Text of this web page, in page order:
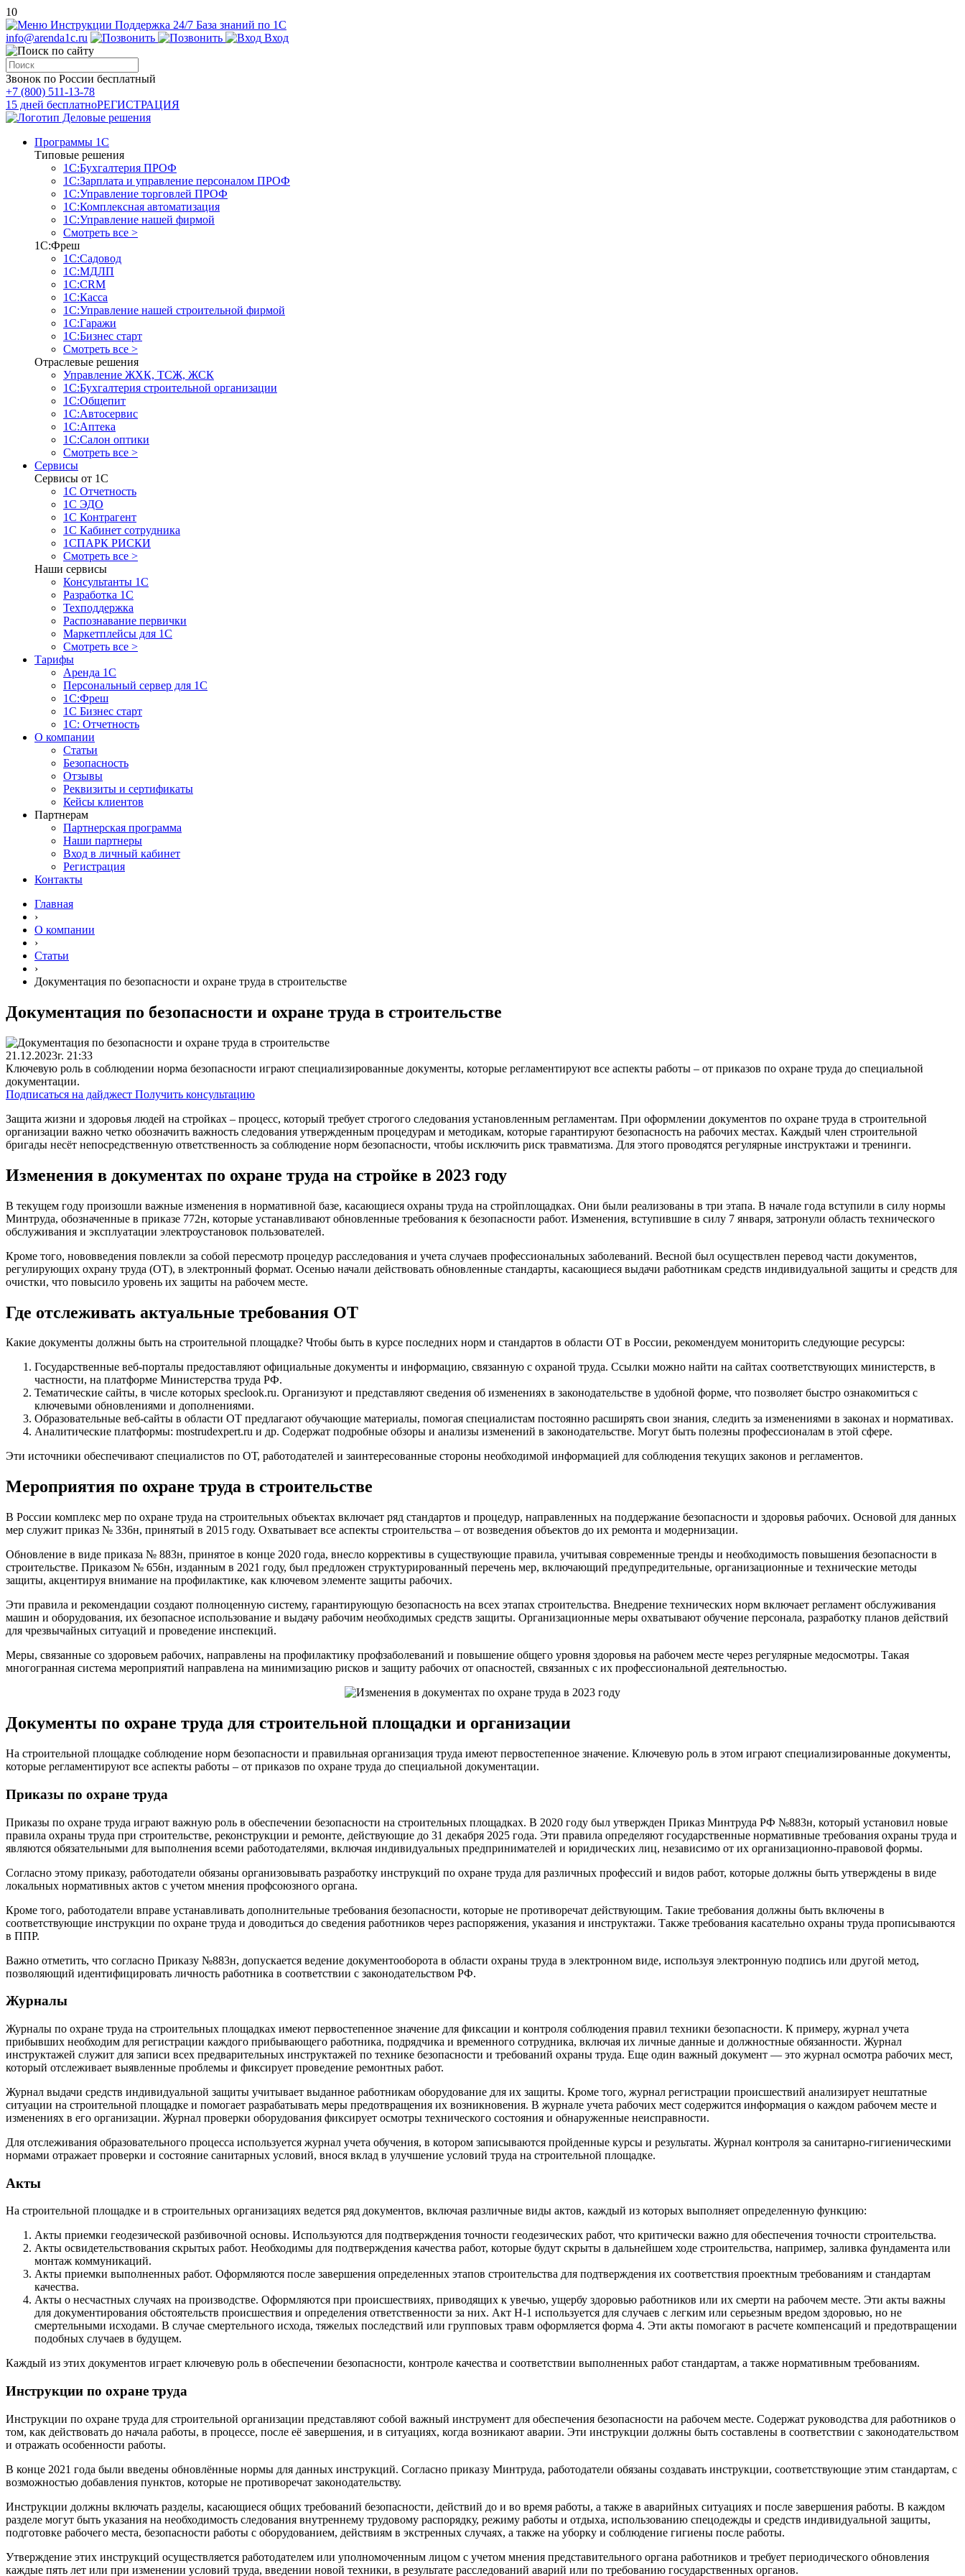
10
Инструкции Поддержка 24/7 База знаний по 1С
info@arenda1c.ru
Вход
Звонок по России бесплатный
+7 (800) 511-13-78
15 дней бесплатноРЕГИСТРАЦИЯ
Программы 1С
Типовые решения
1С:Бухгалтерия ПРОФ
1С:Зарплата и управление персоналом ПРОФ
1С:Управление торговлей ПРОФ
1С:Комплексная автоматизация
1С:Управление нашей фирмой
Смотреть все >
1С:Фреш
1С:Садовод
1С:МДЛП
1С:CRM
1С:Касса
1С:Управление нашей строительной фирмой
1С:Гаражи
1С:Бизнес старт
Смотреть все >
Отраслевые решения
Управление ЖХК, ТСЖ, ЖСК
1С:Бухгалтерия строительной организации
1С:Общепит
1С:Автосервис
1С:Аптека
1С:Салон оптики
Смотреть все >
Сервисы
Сервисы от 1С
1С Отчетность
1С ЭДО
1С Контрагент
1С Кабинет сотрудника
1СПАРК РИСКИ
Смотреть все >
Наши сервисы
Консультанты 1С
Разработка 1С
Техподдержка
Распознавание первички
Маркетплейсы для 1С
Смотреть все >
Тарифы
Аренда 1С
Персональный сервер для 1С
1С:Фреш
1С Бизнес старт
1С: Отчетность
О компании
Статьи
Безопасность
Отзывы
Реквизиты и сертификаты
Кейсы клиентов
Партнерам
Партнерская программа
Наши партнеры
Вход в личный кабинет
Регистрация
Контакты
Главная
›
О компании
›
Статьи
›
Документация по безопасности и охране труда в строительстве
Документация по безопасности и охране труда в строительстве
21.12.2023г. 21:33
Ключевую роль в соблюдении норма безопасности играют специализированные документы, которые регламентируют все аспекты работы – от приказов по охране труда до специальной
документации.
Подписаться на дайджест Получить консультацию
Защита жизни и здоровья людей на стройках – процесс, который требует строгого следования установленным регламентам. При оформлении документов по охране труда в строительной
организации важно четко обозначить важность следования утвержденным процедурам и методикам, которые гарантируют безопасность на рабочих местах. Каждый член строительной
бригады несёт непосредственную ответственность за соблюдение норм безопасности, чтобы исключить риск травматизма. Для этого проводятся регулярные инструктажи и тренинги.
Изменения в документах по охране труда на стройке в 2023 году
В текущем году произошли важные изменения в нормативной базе, касающиеся охраны труда на стройплощадках. Они были реализованы в три этапа. В начале года вступили в силу нормы
Минтруда, обозначенные в приказе 772н, которые устанавливают обновленные требования к безопасности работ. Изменения, вступившие в силу 7 января, затронули область технического
обслуживания и эксплуатации электроустановок пользователей.
Кроме того, нововведения повлекли за собой пересмотр процедур расследования и учета случаев профессиональных заболеваний. Весной был осуществлен перевод части документов,
регулирующих охрану труда (ОТ), в электронный формат. Осенью начали действовать обновленные стандарты, касающиеся выдачи работникам средств индивидуальной защиты и средств для
очистки, что повысило уровень их защиты на рабочем месте.
Где отслеживать актуальные требования ОТ
Какие документы должны быть на строительной площадке? Чтобы быть в курсе последних норм и стандартов в области ОТ в России, рекомендуем мониторить следующие ресурсы:
Государственные веб-порталы предоставляют официальные документы и информацию, связанную с охраной труда. Ссылки можно найти на сайтах соответствующих министерств, в
частности, на платформе Министерства труда РФ.
Тематические сайты, в числе которых speclook.ru. Организуют и представляют сведения об изменениях в законодательстве в удобной форме, что позволяет быстро ознакомиться с
ключевыми обновлениями и дополнениями.
Образовательные веб-сайты в области ОТ предлагают обучающие материалы, помогая специалистам постоянно расширять свои знания, следить за изменениями в законах и нормативах.
Аналитические платформы: mostrudexpert.ru и др. Содержат подробные обзоры и анализы изменений в законодательстве. Могут быть полезны профессионалам в этой сфере.
Эти источники обеспечивают специалистов по ОТ, работодателей и заинтересованные стороны необходимой информацией для соблюдения текущих законов и регламентов.
Мероприятия по охране труда в строительстве
В России комплекс мер по охране труда на строительных объектах включает ряд стандартов и процедур, направленных на поддержание безопасности и здоровья рабочих. Основой для данных
мер служит приказ № 336н, принятый в 2015 году. Охватывает все аспекты строительства – от возведения объектов до их ремонта и модернизации.
Обновление в виде приказа № 883н, принятое в конце 2020 года, внесло коррективы в существующие правила, учитывая современные тренды и необходимость повышения безопасности в
строительстве. Приказом № 656н, изданным в 2021 году, был предложен структурированный перечень мер, включающий предупредительные, организационные и технические методы
защиты, акцентируя внимание на профилактике, как ключевом элементе защиты рабочих.
Эти правила и рекомендации создают полноценную систему, гарантирующую безопасность на всех этапах строительства. Внедрение технических норм включает регламент обслуживания
машин и оборудования, их безопасное использование и выдачу рабочим необходимых средств защиты. Организационные меры охватывают обучение персонала, разработку планов действий
для чрезвычайных ситуаций и проведение инспекций.
Меры, связанные со здоровьем рабочих, направлены на профилактику профзаболеваний и повышение общего уровня здоровья на рабочем месте через регулярные медосмотры. Такая
многогранная система мероприятий направлена на минимизацию рисков и защиту рабочих от опасностей, связанных с их профессиональной деятельностью.
Документы по охране труда для строительной площадки и организации
На строительной площадке соблюдение норм безопасности и правильная организация труда имеют первостепенное значение. Ключевую роль в этом играют специализированные документы,
которые регламентируют все аспекты работы – от приказов по охране труда до специальной документации.
Приказы по охране труда
Приказы по охране труда играют важную роль в обеспечении безопасности на строительных площадках. В 2020 году был утвержден Приказ Минтруда РФ №883н, который установил новые
правила охраны труда при строительстве, реконструкции и ремонте, действующие до 31 декабря 2025 года. Эти правила определяют государственные нормативные требования охраны труда и
являются обязательными для выполнения всеми работодателями, включая индивидуальных предпринимателей и юридических лиц, независимо от их организационно-правовой формы.
Согласно этому приказу, работодатели обязаны организовывать разработку инструкций по охране труда для различных профессий и видов работ, которые должны быть утверждены в виде
локальных нормативных актов с учетом мнения профсоюзного органа.
Кроме того, работодатели вправе устанавливать дополнительные требования безопасности, которые не противоречат действующим. Такие требования должны быть включены в
соответствующие инструкции по охране труда и доводиться до сведения работников через распоряжения, указания и инструктажи. Также требования касательно охраны труда прописываются
в ППР.
Важно отметить, что согласно Приказу №883н, допускается ведение документооборота в области охраны труда в электронном виде, используя электронную подпись или другой метод,
позволяющий идентифицировать личность работника в соответствии с законодательством РФ.
Журналы
Журналы по охране труда на строительных площадках имеют первостепенное значение для фиксации и контроля соблюдения правил техники безопасности. К примеру, журнал учета
прибывших необходим для регистрации каждого прибывающего работника, подрядчика и временного сотрудника, включая их личные данные и должностные обязанности. Журнал
инструктажей служит для записи всех предварительных инструктажей по технике безопасности и требований охраны труда. Еще один важный документ — это журнал осмотра рабочих мест,
который отслеживает выявленные проблемы и фиксирует проведение ремонтных работ.
Журнал выдачи средств индивидуальной защиты учитывает выданное работникам оборудование для их защиты. Кроме того, журнал регистрации происшествий анализирует нештатные
ситуации на строительной площадке и помогает разрабатывать меры предотвращения их возникновения. В журнале учета рабочих мест содержится информация о каждом рабочем месте и
изменениях в его организации. Журнал проверки оборудования фиксирует осмотры технического состояния и обнаруженные неисправности.
Для отслеживания образовательного процесса используется журнал учета обучения, в котором записываются пройденные курсы и результаты. Журнал контроля за санитарно-гигиеническими
нормами отражает проверки и состояние санитарных условий, внося вклад в улучшение условий труда на строительной площадке.
Акты
На строительной площадке и в строительных организациях ведется ряд документов, включая различные виды актов, каждый из которых выполняет определенную функцию:
Акты приемки геодезической разбивочной основы. Используются для подтверждения точности геодезических работ, что критически важно для обеспечения точности строительства.
Акты освидетельствования скрытых работ. Необходимы для подтверждения качества работ, которые будут скрыты в дальнейшем ходе строительства, например, заливка фундамента или
монтаж коммуникаций.
Акты приемки выполненных работ. Оформляются после завершения определенных этапов строительства для подтверждения их соответствия проектным требованиям и стандартам
качества.
Акты о несчастных случаях на производстве. Оформляются при происшествиях, приводящих к увечью, ущербу здоровью работников или их смерти на рабочем месте. Эти акты важны
для документирования обстоятельств происшествия и определения ответственности за них. Акт Н-1 используется для случаев с легким или серьезным вредом здоровью, но не
смертельными исходами. В случае смертельного исхода, тяжелых последствий или групповых травм оформляется форма 4. Эти акты помогают в расчете компенсаций и предотвращении
подобных случаев в будущем.
Каждый из этих документов играет ключевую роль в обеспечении безопасности, контроле качества и соответствии выполненных работ стандартам, а также нормативным требованиям.
Инструкции по охране труда
Инструкции по охране труда для строительной организации представляют собой важный инструмент для обеспечения безопасности на рабочем месте. Содержат руководства для работников о
том, как действовать до начала работы, в процессе, после её завершения, и в ситуациях, когда возникают аварии. Эти инструкции должны быть составлены в соответствии с законодательством
и отражать особенности работы.
В конце 2021 года были введены обновлённые нормы для данных инструкций. Согласно приказу Минтруда, работодатели обязаны создавать инструкции, соответствующие этим стандартам, с
возможностью добавления пунктов, которые не противоречат законодательству.
Инструкции должны включать разделы, касающиеся общих требований безопасности, действий до и во время работы, а также в аварийных ситуациях и после завершения работы. В каждом
разделе могут быть указания на необходимость следования внутреннему трудовому распорядку, режиму работы и отдыха, использованию спецодежды и средств индивидуальной защиты,
подготовке рабочего места, безопасности работы с оборудованием, действиям в экстренных случаях, а также на уборку и соблюдение гигиены после работы.
Утверждение этих инструкций осуществляется работодателем или уполномоченным лицом с учетом мнения представительного органа работников и требует периодического обновления
каждые пять лет или при изменении условий труда, введении новой техники, в результате расследований аварий или по требованию государственных органов.